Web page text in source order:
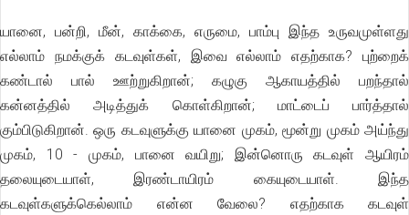
யானை, பன்றி, மீன், காக்கை, எருமை, பாம்பு இந்த உருவமுள்ளது
எல்லாம் நமக்குக் கடவுள்கள், இவை எல்லாம் எதற்காக? புற்றைக்
கண்டால் பால் ஊற்றுகிறான்; கழுகு ஆகாயத்தில் பறந்தால்
கன்னத்தில் அடித்துக் கொள்கிறான்; மாட்டைப் பார்த்தால்
கும்பிடுகிறான். ஒரு கடவுளுக்கு யானை முகம், மூன்று முகம் அய்ந்து
முகம், 10 - முகம், பானை வயிறு; இன்னொரு கடவுள் ஆயிரம்
தலையுடையாள், இரண்டாயிரம் கையுடையாள். இந்த
கடவுள்களுக்கெல்லாம் என்ன வேலை? எதற்காக கடவுள்